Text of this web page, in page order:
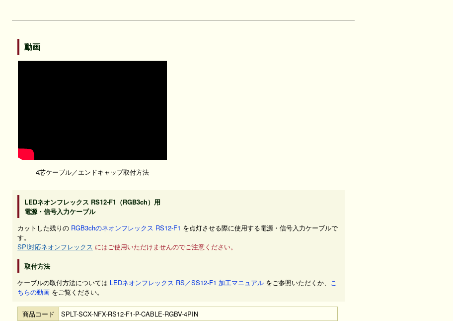
動画
4芯ケーブル／エンドキャップ取付方法
LEDネオンフレックス RS12-F1（RGB3ch）用
電源・信号入力ケーブル
カットした残りの RGB3chのネオンフレックス RS12-F1 を点灯させる際に使用する電源・信号入力ケーブルで
す。
SPI対応ネオンフレックス にはご使用いただけませんのでご注意ください。
取付方法
ケーブルの取付方法については LEDネオンフレックス RS／SS12-F1 加工マニュアル をご参照いただくか、 こ
ちらの動画 をご覧ください。
商品コード SPLT-SCX-NFX-RS12-F1-P-CABLE-RGBV-4PIN